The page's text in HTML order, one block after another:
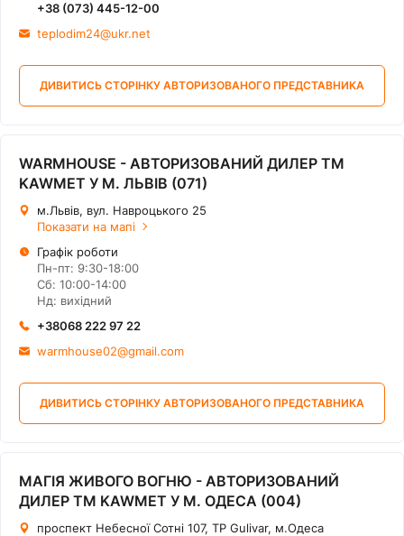
+38 (073) 445-12-00
teplodim24@ukr.net
ДИВИТИСЬ СТОРІНКУ АВТОРИЗОВАНОГО ПРЕДСТАВНИКА
WARMHOUSE - АВТОРИЗОВАНИЙ ДИЛЕР ТМ
KAWMET У М. ЛЬВІВ (071)
м.Львів, вул. Навроцького 25
Показати на мапі
Графік роботи
Пн-пт: 9:30-18:00
Сб: 10:00-14:00
Нд: вихідний
+38068 222 97 22
warmhouse02@gmail.com
ДИВИТИСЬ СТОРІНКУ АВТОРИЗОВАНОГО ПРЕДСТАВНИКА
МАГІЯ ЖИВОГО ВОГНЮ - АВТОРИЗОВАНИЙ
ДИЛЕР ТМ KAWMET У М. ОДЕСА (004)
проспект Небесної Сотні 107, ТР Gulivar, м.Одеса